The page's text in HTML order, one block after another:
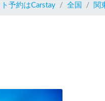
予約はCarstay / 全国 / 関